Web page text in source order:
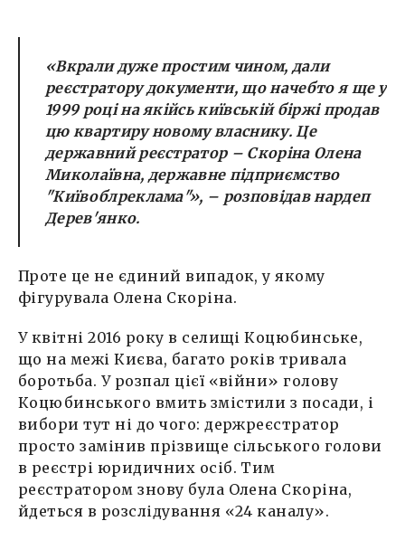
«Вкрали дуже простим чином, дали
реєстратору документи, що начебто я ще у
1999 році на якійсь київській біржі продав
цю квартиру новому власнику. Це
державний реєстратор – Скоріна Олена
Миколаївна, державне підприємство
"Київоблреклама"», – розповідав нардеп
Дерев'янко.
Проте це не єдиний випадок, у якому
фігурувала Олена Скоріна.
У квітні 2016 року в селищі Коцюбинське,
що на межі Києва, багато років тривала
боротьба. У розпал цієї «війни» голову
Коцюбинського вмить змістили з посади, і
вибори тут ні до чого: держреєстратор
просто замінив прізвище сільського голови
в реєстрі юридичних осіб. Тим
реєстратором знову була Олена Скоріна,
йдеться в розслідування «24 каналу».